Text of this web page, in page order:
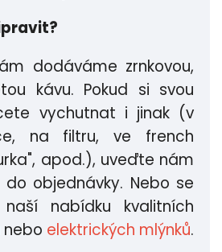
dodáváme zrnkovou,
kávu. Pokud si svou
vychutnat i jinak (v
na filtru, ve french
apod.), uveďte nám
objednávky. Nebo se
nabídku kvalitních
nebo elektrických mlýnků.